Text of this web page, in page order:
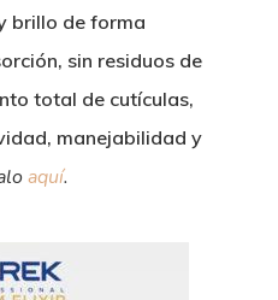
brillo de forma
sin residuos de
total de cutículas,
manejabilidad y
aquí.